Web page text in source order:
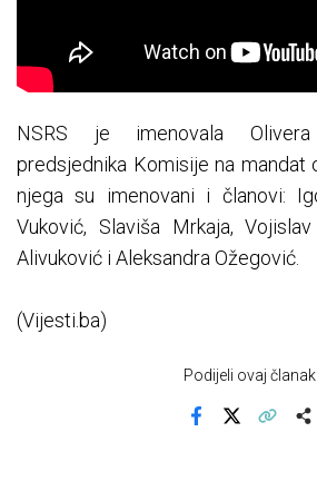
NSRS je imenovala
predsjednika Komisije na mandat
njega su imenovani i članovi:
Vuković, Slaviša Mrkaja,
Alivuković i Aleksandra Ožegović.
(Vijesti.ba)
Podijeli ovaj članak